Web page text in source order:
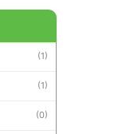
(1)
(1)
(0)